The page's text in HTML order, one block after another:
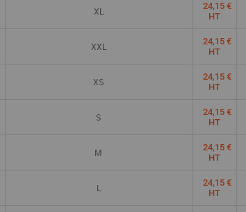
XL
24,15 €
HT
XXL
24,15 €
HT
XS
24,15 €
HT
S
24,15 €
HT
M
24,15 €
HT
L
24,15 €
HT